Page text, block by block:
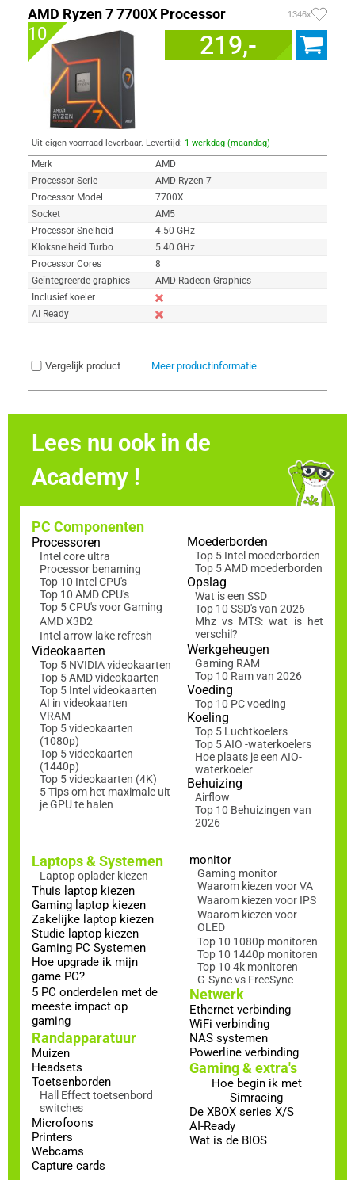
AMD Ryzen 7 7700X Processor 1346x
10 219,-
Uit eigen voorraad leverbaar. Levertijd: 1 werkdag (maandag)
Merk
AMD
Processor Serie
AMD Ryzen 7
Processor Model
7700X
Socket
AM5
Processor Snelheid
4.50 GHz
Kloksnelheid Turbo
5.40 GHz
Processor Cores
8
Geïntegreerde graphics
AMD Radeon Graphics
Inclusief koeler
AI Ready
Vergelijk product Meer productinformatie
Lees nu ook in de
Academy !
PC Componenten
Processoren
Intel core ultra
Processor benaming
Top 10 Intel CPU's
Top 10 AMD CPU's
Top 5 CPU's voor Gaming
AMD X3D2
Intel arrow lake refresh
Videokaarten
Top 5 NVIDIA videokaarten
Top 5 AMD videokaarten
Top 5 Intel videokaarten
AI in videokaarten
VRAM
Top 5 videokaarten
(1080p)
Top 5 videokaarten
(1440p)
Top 5 videokaarten (4K)
5 Tips om het maximale uit
je GPU te halen
Moederborden
Top 5 Intel moederborden
Top 5 AMD moederborden
Opslag
Wat is een SSD
Top 10 SSD's van 2026
Mhz vs MTS: wat is het
verschil?
Werkgeheugen
Gaming RAM
Top 10 Ram van 2026
Voeding
Top 10 PC voeding
Koeling
Top 5 Luchtkoelers
Top 5 AIO -waterkoelers
Hoe plaats je een AIO-
waterkoeler
Behuizing
Airflow
Top 10 Behuizingen van
2026
Laptops & Systemen
Laptop oplader kiezen
Thuis laptop kiezen
Gaming laptop kiezen
Zakelijke laptop kiezen
Studie laptop kiezen
Gaming PC Systemen
Hoe upgrade ik mijn
game PC?
5 PC onderdelen met de
meeste impact op
gaming
Randapparatuur
Muizen
Headsets
Toetsenborden
Hall Effect toetsenbord
switches
Microfoons
Printers
Webcams
Capture cards
monitor
Gaming monitor
Waarom kiezen voor VA
Waarom kiezen voor IPS
Waarom kiezen voor
OLED
Top 10 1080p monitoren
Top 10 1440p monitoren
Top 10 4k monitoren
G-Sync vs FreeSync
Netwerk
Ethernet verbinding
WiFi verbinding
NAS systemen
Powerline verbinding
Gaming & extra's
Hoe begin ik met
Simracing
De XBOX series X/S
AI-Ready
Wat is de BIOS